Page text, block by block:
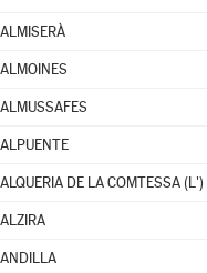
ALMISERÀ
ALMOINES
ALMUSSAFES
ALPUENTE
ALQUERIA DE LA COMTESSA (L')
ALZIRA
ANDILLA